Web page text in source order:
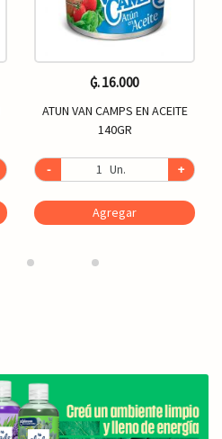
₲. 16.000
ATUN VAN CAMPS EN ACEITE
140GR
- Un. +
Agregar